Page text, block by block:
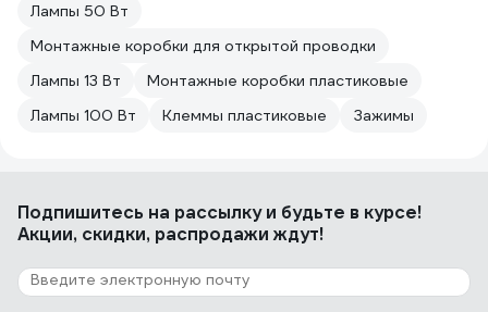
Лампы 50 Вт
Монтажные коробки для открытой проводки
Лампы 13 Вт
Монтажные коробки пластиковые
Лампы 100 Вт
Клеммы пластиковые Зажимы
Подпишитесь на рассылкуи будьте в курсе!
Акции, скидки, распродажи ждут!